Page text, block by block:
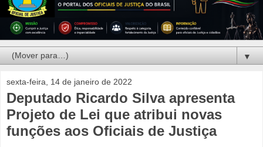
▼
sexta-feira, 14 de janeiro de 2022
Deputado Ricardo Silva apresenta
Projeto de Lei que atribui novas
funções aos Oficiais de Justiça